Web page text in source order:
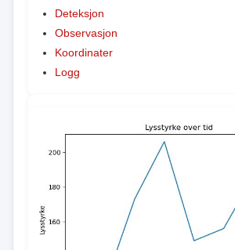
Deteksjon
Observasjon
Koordinater
Logg